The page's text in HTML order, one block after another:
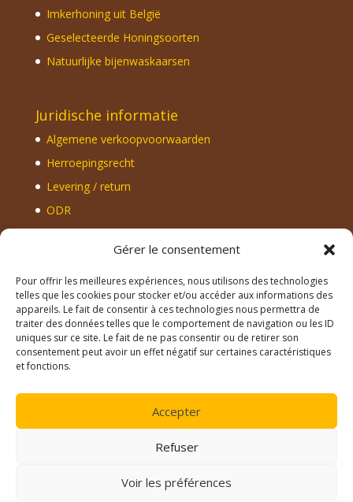
Gérer le consentement
Pour offrir les meilleures expériences, nous utilisons des technologies
telles que les cookies pour stocker et/ou accéder aux informations des
appareils. Le fait de consentir à ces technologies nous permettra de
traiter des données telles que le comportement de navigation ou les ID
uniques sur ce site. Le fait de ne pas consentir ou de retirer son
consentement peut avoir un effet négatif sur certaines caractéristiques
et fonctions.
Accepter
Refuser
Voir les préférences
Imkerhoning uit België
Geselecteerde Honingsoorten
Natuurlijke bijenwaskaarsen
Juridische informatie
Algemene verkoopvoorwaarden
Herroepingsrecht
Levering / return
ODR
BEE TASTY SRL
Rue de Maredret, 14b
5537 Denée
TVA: BE 1036.924.258
BIC: CREGBEBB
Tel.: +32 (0)486/631.971